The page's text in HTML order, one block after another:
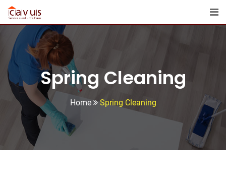
Skip
content
Spring Cleaning
Home Spring Cleaning